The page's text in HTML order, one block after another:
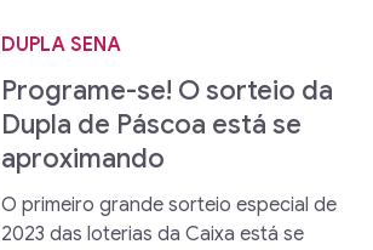
DUPLA SENA
Programe-se! O sorteio da
Dupla de Páscoa está se
aproximando
O primeiro grande sorteio especial de
2023 das loterias da Caixa está se